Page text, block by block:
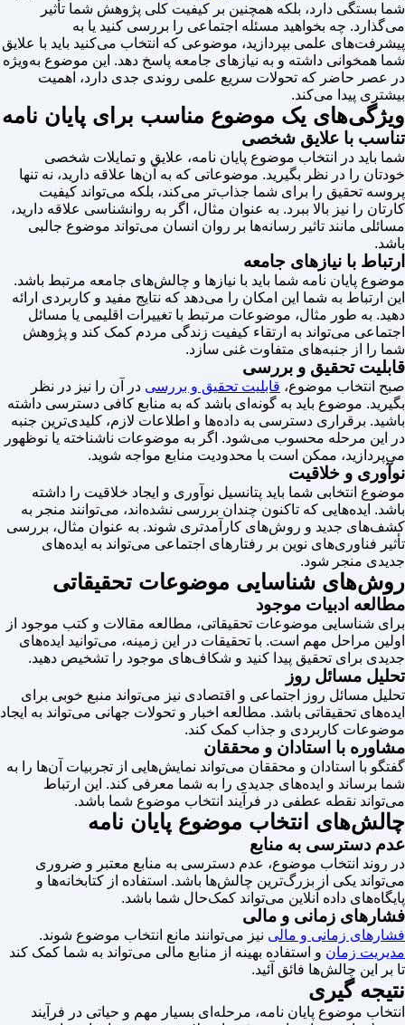
شما بستگی دارد، بلکه همچنین بر کیفیت کلی پژوهش شما تأثیر
می‌گذارد. چه بخواهید مسئله اجتماعی را بررسی کنید یا به
پیشرفت‌های علمی بپردازید، موضوعی که انتخاب می‌کنید باید با علایق
شما همخوانی داشته و به نیازهای جامعه پاسخ دهد. این موضوع به‌ویژه
در عصر حاضر که تحولات سریع علمی روندی جدی دارد، اهمیت
بیشتری پیدا می‌کند.
ویژگی‌های یک موضوع مناسب برای پایان نامه
تناسب با علایق شخصی
شما باید در انتخاب موضوع پایان نامه، علایق و تمایلات شخصی
خودتان را در نظر بگیرید. موضوعاتی که به آن‌ها علاقه دارید، نه تنها
پروسه تحقیق را برای شما جذاب‌تر می‌کند، بلکه می‌تواند کیفیت
کارتان را نیز بالا ببرد. به عنوان مثال، اگر به روانشناسی علاقه دارید،
مسائلی مانند تاثیر رسانه‌ها بر روان انسان می‌تواند موضوع جالبی
باشد.
ارتباط با نیازهای جامعه
موضوع پایان نامه شما باید با نیازها و چالش‌های جامعه مرتبط باشد.
این ارتباط به شما این امکان را می‌دهد که نتایج مفید و کاربردی ارائه
دهید. به طور مثال، موضوعات مرتبط با تغییرات اقلیمی یا مسائل
اجتماعی می‌تواند به ارتقاء کیفیت زندگی مردم کمک کند و پژوهش
شما را از جنبه‌های متفاوت غنی سازد.
قابلیت تحقیق و بررسی
صبح انتخاب موضوع، قابلیت تحقیق و بررسی در آن را نیز در نظر
بگیرید. موضوع باید به گونه‌ای باشد که به منابع کافی دسترسی داشته
باشید. برقراری دسترسی به داده‌ها و اطلاعات لازم، کلیدی‌ترین جنبه
در این مرحله محسوب می‌شود. اگر به موضوعات ناشناخته یا نوظهور
می‌پردازید، ممکن است با محدودیت منابع مواجه شوید.
نوآوری و خلاقیت
موضوع انتخابی شما باید پتانسیل نوآوری و ایجاد خلاقیت را داشته
باشد. ایده‌هایی که تاکنون چندان بررسی نشده‌اند، می‌توانند منجر به
کشف‌های جدید و روش‌های کارآمدتری شوند. به عنوان مثال، بررسی
تأثیر فناوری‌های نوین بر رفتارهای اجتماعی می‌تواند به ایده‌های
جدیدی منجر شود.
روش‌های شناسایی موضوعات تحقیقاتی
مطالعه ادبیات موجود
برای شناسایی موضوعات تحقیقاتی، مطالعه مقالات و کتب موجود از
اولین مراحل مهم است. با تحقیقات در این زمینه، می‌توانید ایده‌های
جدیدی برای تحقیق پیدا کنید و شکاف‌های موجود را تشخیص دهید.
تحلیل مسائل روز
تحلیل مسائل روز اجتماعی و اقتصادی نیز می‌تواند منبع خوبی برای
ایده‌های تحقیقاتی باشد. مطالعه اخبار و تحولات جهانی می‌تواند به ایجاد
موضوعات کاربردی و جذاب کمک کند.
مشاوره با استادان و محققان
گفتگو با استادان و محققان می‌تواند نمایش‌هایی از تجربیات آن‌ها را به
شما برساند و ایده‌های جدیدی را به شما معرفی کند. این ارتباط
می‌تواند نقطه عطفی در فرآیند انتخاب موضوع شما باشد.
چالش‌های انتخاب موضوع پایان نامه
عدم دسترسی به منابع
در روند انتخاب موضوع، عدم دسترسی به منابع معتبر و ضروری
می‌تواند یکی از بزرگ‌ترین چالش‌ها باشد. استفاده از کتابخانه‌ها و
پایگاه‌های داده آنلاین می‌تواند کمک‌حال شما باشد.
فشارهای زمانی و مالی
فشارهای زمانی و مالی نیز می‌توانند مانع انتخاب موضوع شوند.
مدیریت زمان و استفاده بهینه از منابع مالی می‌تواند به شما کمک کند
تا بر این چالش‌ها فائق آئید.
نتیجه گیری
انتخاب موضوع پایان نامه، مرحله‌ای بسیار مهم و حیاتی در فرآیند